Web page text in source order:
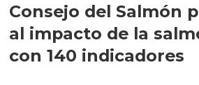
Consejo del Salmón
al impacto de la
con 140 indicadores